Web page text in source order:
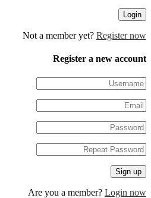
Not a member yet?
Register a new
Are you a member?